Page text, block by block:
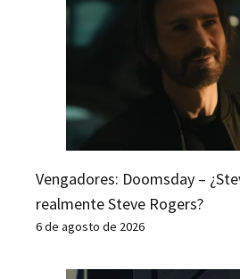
Vengadores: Doomsday –
realmente Steve Rogers?
6 de agosto de 2026